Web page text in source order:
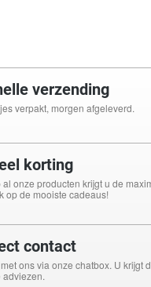
verzending
verpakt, morgen afgeleverd.
korting
al onze producten krijgt u de
op de mooiste cadeaus!
contact
ons via onze chatbox. U krijgt
adviezen.